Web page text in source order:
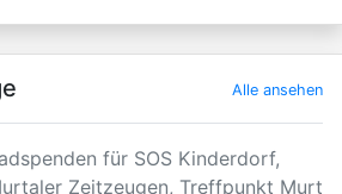
Alle ansehen
für SOS Kinderdorf,
Zeitzeugen, Treffpunkt Murtal